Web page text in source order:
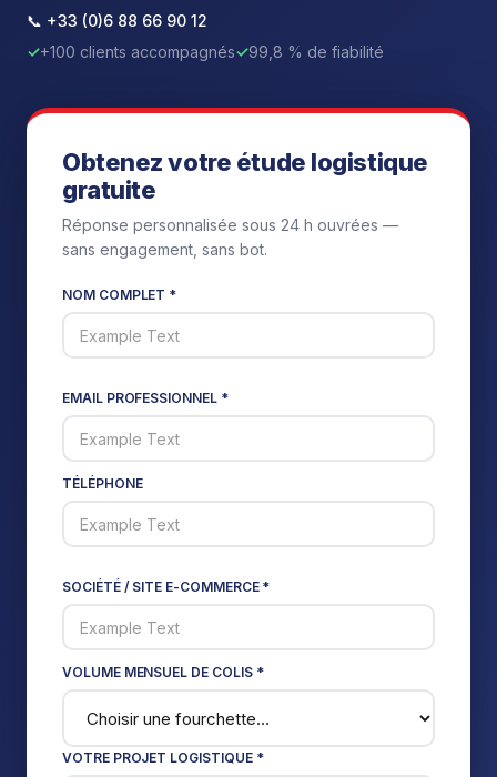
📞 +33 (0)6 88 66 90 12
✓+100 clients accompagnés✓99,8 % de fiabilité
Obtenez votre étude logistique
gratuite
Réponse personnalisée sous 24 h ouvrées —
sans engagement, sans bot.
NOM COMPLET *
EMAIL PROFESSIONNEL *
TÉLÉPHONE
SOCIÉTÉ / SITE E-COMMERCE *
VOLUME MENSUEL DE COLIS *
VOTRE PROJET LOGISTIQUE *